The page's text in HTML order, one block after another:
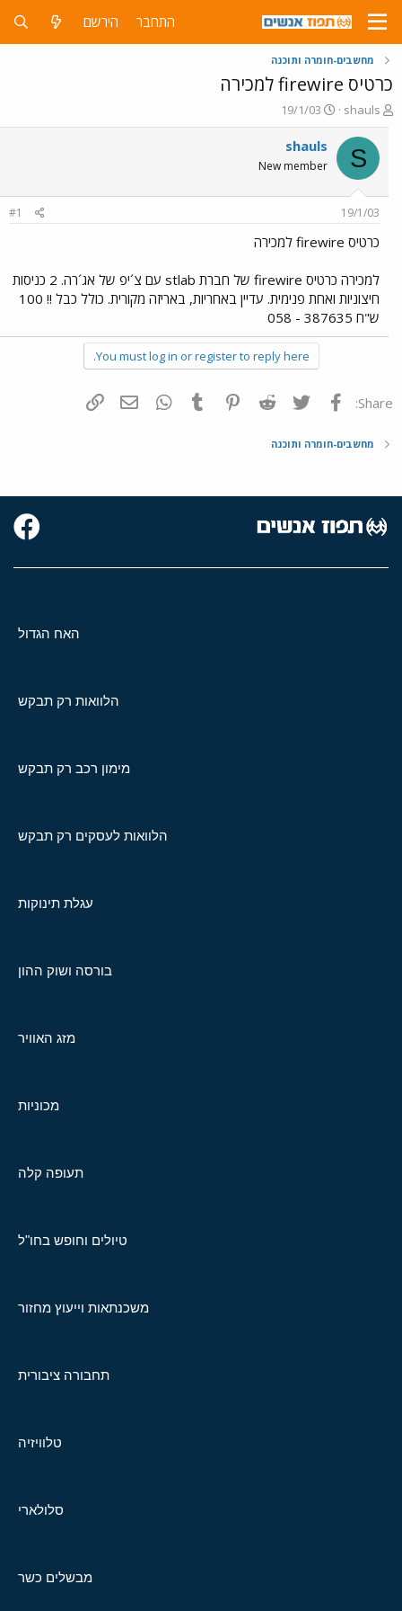
התחבר הירשם
מחשבים-חומרה ותוכנה
כרטיס firewire למכירה
פ
ו
ת
ח
ה
ש
א
shauls
פ
ו
ר
ם
ר
19/1/03
S
shauls
New member
19/1/03
#1
כרטיס firewire למכירה
למכירה כרטיס firewire של חברת stlab עם צ´יפ של אג´רה. 2 כניסות
חיצוניות ואחת פנימית. עדיין באחריות, באריזה מקורית. כולל כבל !! 100
ש"ח 387635 - 058
You must log in or register to reply here.
Share: פייסבוק Twitter
Reddit
Pinterest
Tumblr
WhatsAppדואר אלקטרוני
מחשבים-חומרה ותוכנה
האח הגדול
הלוואות רק תבקש
מימון רכב רק תבקש
הלוואות לעסקים רק תבקש
עגלת תינוקות
בורסה ושוק ההון
מזג האוויר
מכוניות
תעופה קלה
טיולים וחופש בחו"ל
משכנתאות וייעוץ מחזור
תחבורה ציבורית
טלוויזיה
סלולארי
מבשלים כשר